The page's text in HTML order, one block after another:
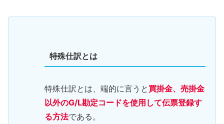
特殊仕訳とは
特殊仕訳とは、端的に言うと 買掛金、売掛金
以外のG/L勘定コードを使用して伝票登録す
る方法である。